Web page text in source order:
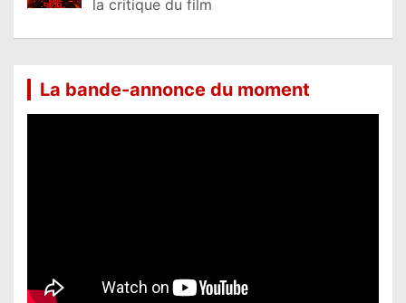
la critique du film
La bande-annonce du moment